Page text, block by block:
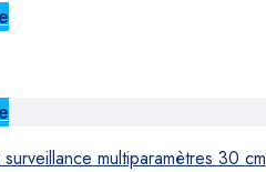
multiparamètres 30 cm